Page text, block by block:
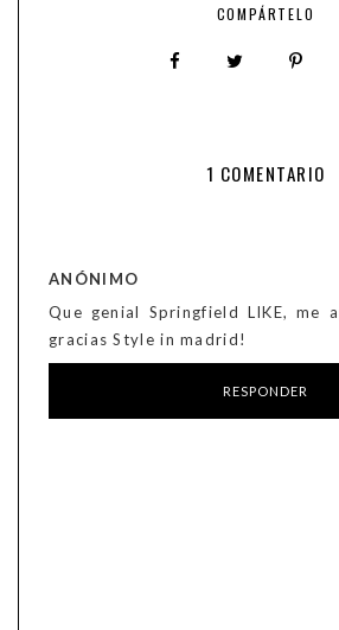
COMPÁRTELO
1 COMENTARIO
ANÓNIMO
Que genial Springfield LIKE, me
gracias Style in madrid!
RESPONDER